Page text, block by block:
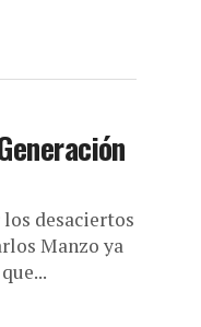
desaciertos
Manzo ya